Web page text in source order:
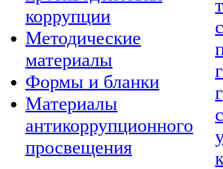
коррупции
Методические
материалы
Формы и бланки
Материалы
антикоррупционного
просвещения